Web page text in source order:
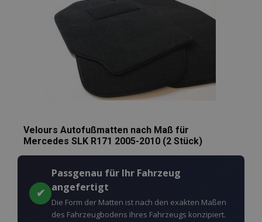
Velours Autofußmatten nach Maß für
Mercedes SLK R171 2005-2010 (2 Stück)
✔
Passgenau für Ihr Fahrzeug
angefertigt
Die Form der Matten ist nach den exakten Maßen
des Fahrzeugbodens Ihres Fahrzeugs konzipiert.